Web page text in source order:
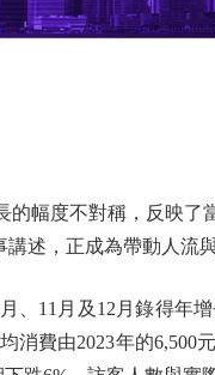
幅度不對稱，反映了
述，正成為帶動人流
11月及12月錄得年增
費由2023年的6,500